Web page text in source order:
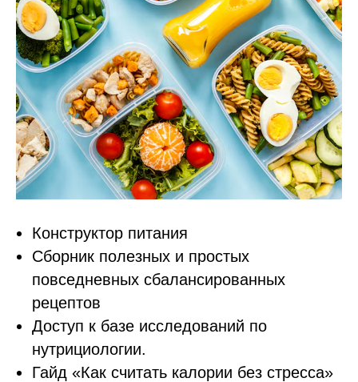
Конструктор питания
Сборник полезных и простых
повседневных сбалансированных
рецептов
Доступ к базе исследований по
нутрициологии.
Гайд «Как считать калории без стресса»